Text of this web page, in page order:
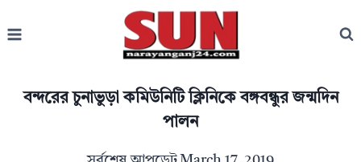
to
বন্দরের চুনাভুড়া কমিউনিটি ক্লিনিকে বঙ্গবন্ধুর জন্মদিন
পালন